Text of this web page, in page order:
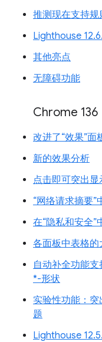
推测现在支持规
Lighthouse
其他亮点
无障碍功能
Chrome 136
改进了“效果”面
新的效果分析
点击即可突出显
“网络请求摘要
在“隐私和安全
各面板中表格的
自动补全功能支
*-形状
实验性功能：
题
Lighthouse